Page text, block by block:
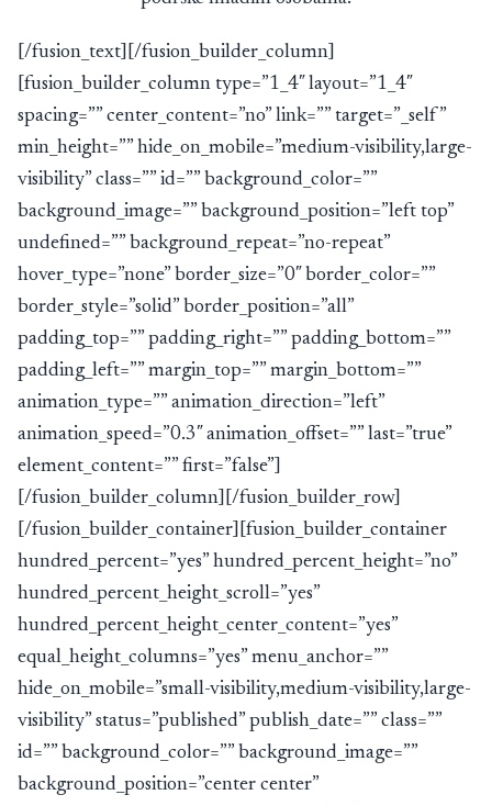
[/fusion_text][/fusion_builder_column]
[fusion_builder_column type=”1_4″ layout=”1_4″
spacing=”” center_content=”no” link=”” target=”_self”
min_height=”” hide_on_mobile=”medium-visibility,large-
visibility” class=”” id=”” background_color=””
background_image=”” background_position=”left top”
undefined=”” background_repeat=”no-repeat”
hover_type=”none” border_size=”0″ border_color=””
border_style=”solid” border_position=”all”
padding_top=”” padding_right=”” padding_bottom=””
padding_left=”” margin_top=”” margin_bottom=””
animation_type=”” animation_direction=”left”
animation_speed=”0.3″ animation_offset=”” last=”true”
element_content=”” first=”false”]
[/fusion_builder_column][/fusion_builder_row]
[/fusion_builder_container][fusion_builder_container
hundred_percent=”yes” hundred_percent_height=”no”
hundred_percent_height_scroll=”yes”
hundred_percent_height_center_content=”yes”
equal_height_columns=”yes” menu_anchor=””
hide_on_mobile=”small-visibility,medium-visibility,large-
visibility” status=”published” publish_date=”” class=””
id=”” background_color=”” background_image=””
background_position=”center center”